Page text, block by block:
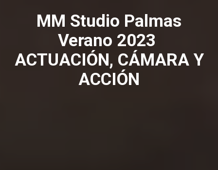
MM Studio Palmas
Verano 2023
ACTUACIÓN, CÁMARA Y
ACCIÓN